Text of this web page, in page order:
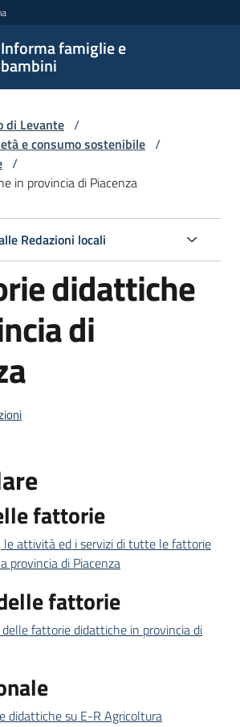
Informa famiglie e
bambini
di Levante /
e consumo sostenibile /
/
in provincia di Piacenza
Redazioni locali
didattiche
di
fattorie
le attività ed i servizi di tutte le fattorie
provincia di Piacenza
fattorie
delle fattorie didattiche in provincia di
didattiche su E-R Agricoltura